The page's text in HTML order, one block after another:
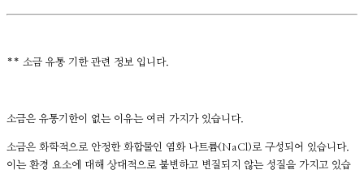
** 소금 유통 기한 관련 정보 입니다.
소금은 유통기한이 없는 이유는 여러 가지가 있습니다.
소금은 화학적으로 안정한 화합물인 염화 나트륨(NaCl)로 구성되어 있습니다.
이는 환경 요소에 대해 상대적으로 불변하고 변질되지 않는 성질을 가지고 있습